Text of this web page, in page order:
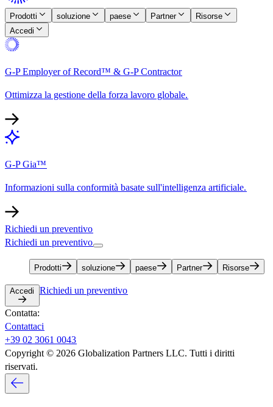
Prodotti​​ soluzione​​ paese​​ Partner​​
Risorse​​
Accedi​​
G-P Employer of Record™ & G-P Contractor​​
Ottimizza la gestione della forza lavoro globale.​​
G-P Gia™​​
Informazioni sulla conformità basate sull'intelligenza artificiale.​​
Richiedi un preventivo​​
Richiedi un preventivo​​
Prodotti​​ soluzione​​ paese​​ Partner​​ Risorse​​
Accedi​​ Richiedi un preventivo​​
Contatta:​​
Contattaci​​
+39 02 3061 0043​​
Copyright © 2026 Globalization Partners LLC. Tutti i diritti
riservati.​​